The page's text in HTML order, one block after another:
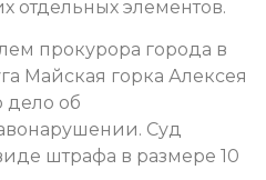
отдельных элементов.
прокурора города в
Майская горка Алексея
дело об
Суд
штрафа в размере 10